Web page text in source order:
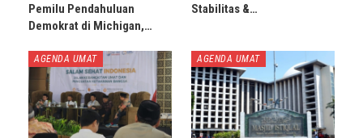
Pemilu Pendahuluan
Demokrat di Michigan,…
Stabilitas &…
AGENDA UMAT AGENDA UMAT